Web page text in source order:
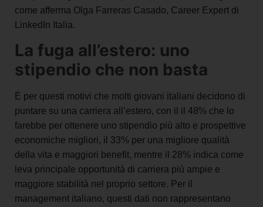
come afferma Olga Farreras Casado, Career Expert di
LinkedIn Italia.
La fuga all’estero: uno
stipendio che non basta
È per questi motivi che molti giovani italiani decidono di
puntare su una carriera all’estero, con il il 48% che lo
farebbe per ottenere uno stipendio più alto e prospettive
economiche migliori, il 33% per una migliore qualità
della vita e maggiori benefit, mentre il 28% indica come
leva principale opportunità di carriera più ampie e
maggiore stabilità nel proprio settore. Per il
management italiano, questi dati non rappresentano